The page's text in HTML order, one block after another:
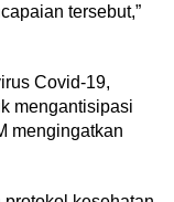
tersebut,”
Covid-19,
mengantisipasi
mengingatkan